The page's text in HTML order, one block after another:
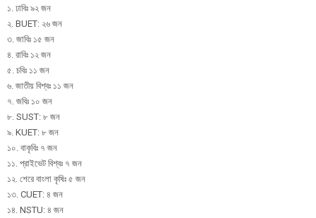
১. ঢাবিঃ ৯২ জন
২. BUET: ২৬ জন
৩. জাবিঃ ১৫ জন
৪. রাবিঃ ১২ জন
৫. চবিঃ ১১ জন
৬. জাতীয় বিশ্বঃ ১১ জন
৭. জবিঃ ১০ জন
৮. SUST: ৮ জন
৯. KUET: ৮ জন
১০. বাকৃবিঃ ৭ জন
১১. প্রাইভেট বিশ্বঃ ৭ জন
১২. শেরে বাংলা কৃষিঃ ৫ জন
১৩. CUET: ৪ জন
১৪. NSTU: ৪ জন